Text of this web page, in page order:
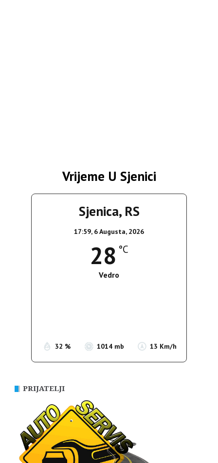
Vrijeme U Sjenici
Sjenica, RS
17:59, 6 Augusta, 2026
28 °C
Vedro
32 % 1014 mb 13 Km/h
PRIJATELJI